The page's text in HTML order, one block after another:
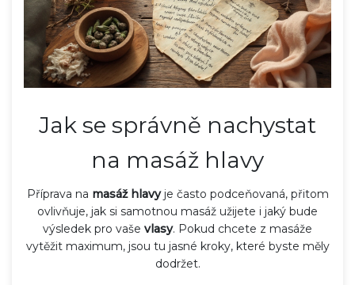
Jak se správně nachystat
na masáž hlavy
Příprava na masáž hlavyje často podceňovaná, přitom
ovlivňuje, jak si samotnou masáž užijete i jaký bude
výsledek pro vaše vlasy. Pokud chcete z masáže
vytěžit maximum, jsou tu jasné kroky, které byste měly
dodržet.